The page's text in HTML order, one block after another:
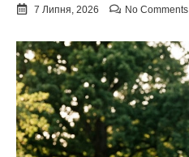
7 Липня, 2026
No Comments